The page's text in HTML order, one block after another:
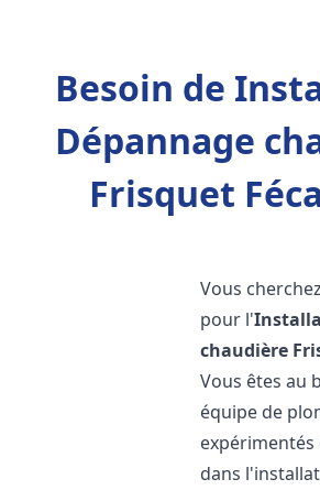
Besoin de
Dépannage
Frisquet
Vous
pour l'
chaudière
Vous êtes au
équipe de
expérimentés
dans